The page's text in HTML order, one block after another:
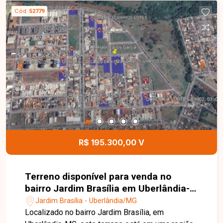
excelente aproveitamento para projetos
residenciais, sendo uma ótima opção para quem
deseja construir a casa dos sonhos ou investir
em uma região com grande potencial de
valorização. Esta é uma excelente oportunidade
para adquirir um terreno bem localizado no bairro
Jardim Brasília. Agende uma visita e venha
conhecer todos os detalhes deste imóvel.
Cód. 52779
R$ 195.300,00 V
Terreno disponível para venda no
bairro Jardim Brasília em Uberlândia-
MGJardim Brasília - Uberlândia/MG
Localizado no bairro Jardim Brasília, em